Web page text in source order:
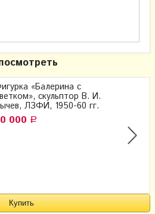
«Балерина с
скульптор В. И.
ЛЗФИ, 1950-60 гг.
000 Р